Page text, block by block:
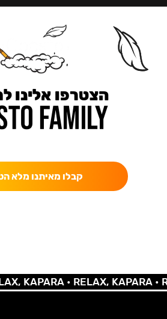
הצטרפו אלינו
קבלו מאיתנו מלא
KAPARA •RELAX, KAPARA •